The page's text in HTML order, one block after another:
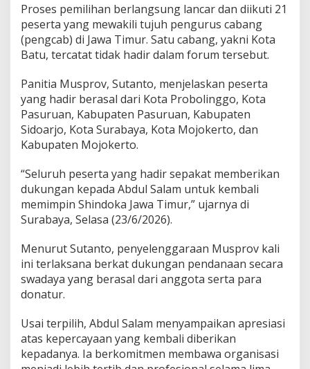
m
P
e
r
i
d
e
2
0
2
6
2
0
3
1
Proses pemilihan berlangsung lancar dan diikuti 21
peserta yang mewakili tujuh pengurus cabang
(pengcab) di Jawa Timur. Satu cabang, yakni Kota
Batu, tercatat tidak hadir dalam forum tersebut.
Panitia Musprov, Sutanto, menjelaskan peserta
yang hadir berasal dari Kota Probolinggo, Kota
Pasuruan, Kabupaten Pasuruan, Kabupaten
Sidoarjo, Kota Surabaya, Kota Mojokerto, dan
Kabupaten Mojokerto.
“Seluruh peserta yang hadir sepakat memberikan
dukungan kepada Abdul Salam untuk kembali
memimpin Shindoka Jawa Timur,” ujarnya di
Surabaya, Selasa (23/6/2026).
Menurut Sutanto, penyelenggaraan Musprov kali
ini terlaksana berkat dukungan pendanaan secara
swadaya yang berasal dari anggota serta para
donatur.
Usai terpilih, Abdul Salam menyampaikan apresiasi
atas kepercayaan yang kembali diberikan
kepadanya. Ia berkomitmen membawa organisasi